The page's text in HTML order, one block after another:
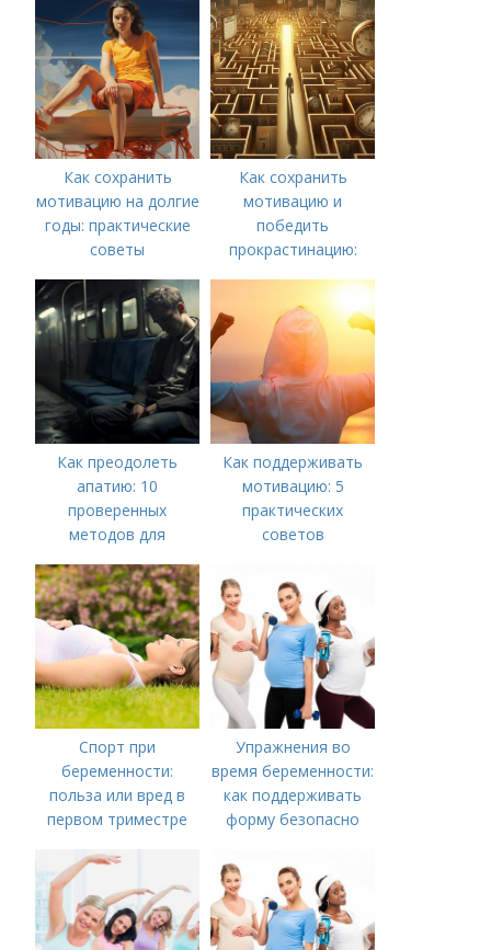
тренировки
Как сохранить
мотивацию на долгие
годы: практические
советы
Как сохранить
мотивацию и
победить
прокрастинацию:
Как преодолеть
апатию: 10
проверенных
методов для
мотивации
Как поддерживать
мотивацию: 5
практических
советов
Спорт при
беременности:
польза или вред в
первом триместре
Упражнения во
время беременности:
как поддерживать
форму безопасно